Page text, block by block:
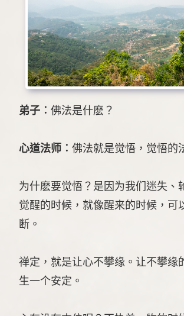
弟子︰ 佛法是什麽？
心道法师︰ 佛法就是觉悟，觉悟的
为什麽要觉悟？是因为我们迷失、
觉醒的时候，就像醒来的时候，可
断。
禅定，就是让心不攀缘。让不攀缘
生一个安定。